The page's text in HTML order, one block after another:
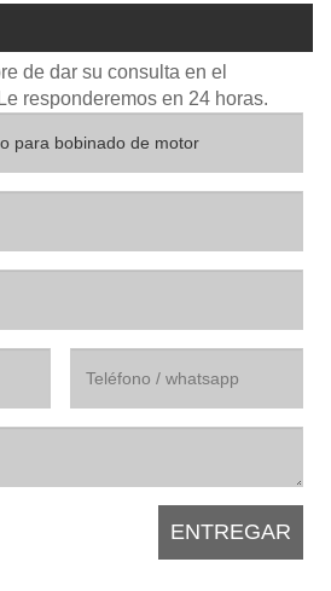
de dar su consulta en el
responderemos en 24 horas.